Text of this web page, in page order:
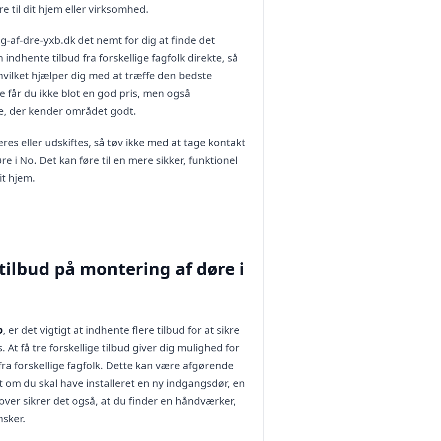
til dit hjem eller virksomhed.
af-dre-yxb.dk det nemt for dig at finde det
tilbud fra forskellige fagfolk direkte, så
hjælper dig med at træffe den bedste
du ikke blot en god pris, men også
der kender området godt.
eller udskiftes, så tøv ikke med at tage kontakt
i No. Det kan føre til en mere sikker, funktionel
hjem.
på montering af døre i
, er det vigtigt at indhente flere tilbud for at sikre
At få tre forskellige tilbud giver dig mulighed for
forskellige fagfolk. Dette kan være afgørende
du skal have installeret en ny indgangsdør, en
sikrer det også, at du finder en håndværker,